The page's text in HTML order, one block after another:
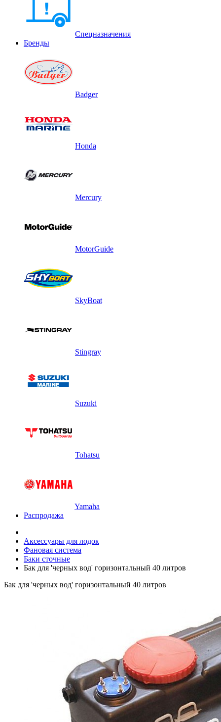
Спецназначения
Бренды
Badger
Honda
Mercury
MotorGuide
SkyBoat
Stingray
Suzuki
Tohatsu
Yamaha
Распродажа
Аксессуары для лодок
Фановая система
Баки сточные
Бак для 'черных вод' горизонтальный 40 литров
Бак для 'черных вод' горизонтальный 40 литров